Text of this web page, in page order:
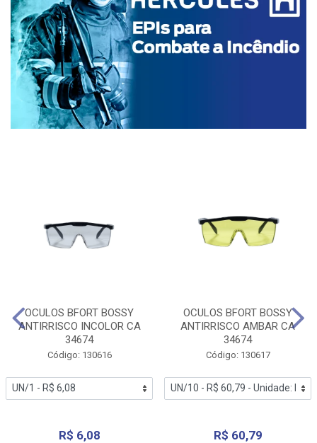
OCULOS BFORT BOSSY
ANTIRRISCO INCOLOR CA
34674
Código: 130616
R$ 6,08
OCULOS BFORT BOSSY
ANTIRRISCO AMBAR CA
34674
Código: 130617
R$ 60,79